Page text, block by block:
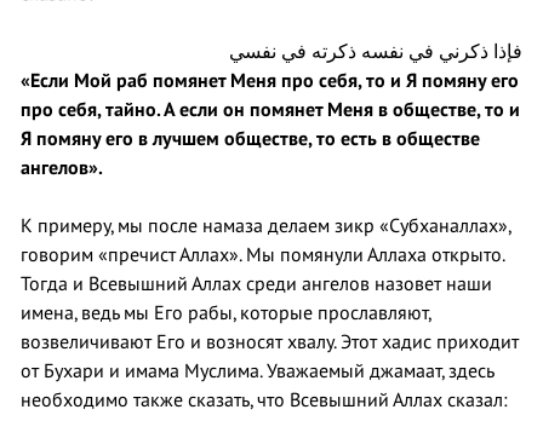
فإذا ذكرني في نفسه ذكرته في نفسي
«Если Мой раб помянет Меня про себя, то и Я помяну его
про себя, тайно. А если он помянет Меня в обществе, то и
Я помяну его в лучшем обществе, то есть в обществе
ангелов».
К примеру, мы после намаза делаем зикр «Субханаллах»,
говорим «пречист Аллах». Мы помянули Аллаха открыто.
Тогда и Всевышний Аллах среди ангелов назовет наши
имена, ведь мы Его рабы, которые прославляют,
возвеличивают Его и возносят хвалу. Этот хадис приходит
от Бухари и имама Муслима. Уважаемый джамаат, здесь
необходимо также сказать, что Всевышний Аллах сказал: